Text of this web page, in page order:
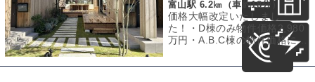
富山駅 6.2㎞（車約18分）
価格大幅改定いたしまし
た！・D棟のみ物件価格2,980
万円・A.B.C棟の物件価格に関
しては一度お問い合わせくだ
さい。・